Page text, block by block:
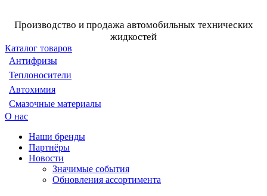
Производство и продажа автомобильных технических
жидкостей
Каталог товаров
Антифризы
Теплоносители
Автохимия
Смазочные материалы
О нас
Наши бренды
Партнёры
Новости
Значимые события
Обновления ассортимента